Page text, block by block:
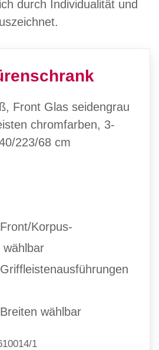
durch Individualität und
Front Glas seidengrau
chromfarben, 3-
223/68 cm
Korpus-
wählbar
wählbar
1